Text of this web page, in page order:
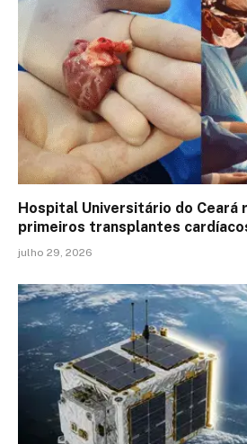
Hospital Universitário do Ceará
primeiros transplantes
julho 29, 2026